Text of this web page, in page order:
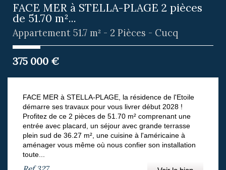
FACE MER à STELLA-PLAGE 2 pièces
de 51.70 m²...
Appartement 51.7 m² - 2 Pièces - Cucq
375 000 €
FACE MER à STELLA-PLAGE, la résidence de l'Etoile
démarre ses travaux pour vous livrer début 2028 !
Profitez de ce 2 pièces de 51.70 m² comprenant une
entrée avec placard, un séjour avec grande terrasse
plein sud de 36.27 m², une cuisine à l'américaine à
aménager vous même où nous confier son installation
toute...